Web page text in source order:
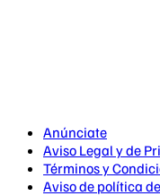
Anúnciate
Aviso Legal y de
Términos y
Aviso de política